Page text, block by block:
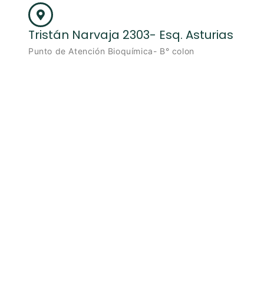
Tristán Narvaja 2303- Esq. Asturias
Punto de Atención Bioquímica- B° colon